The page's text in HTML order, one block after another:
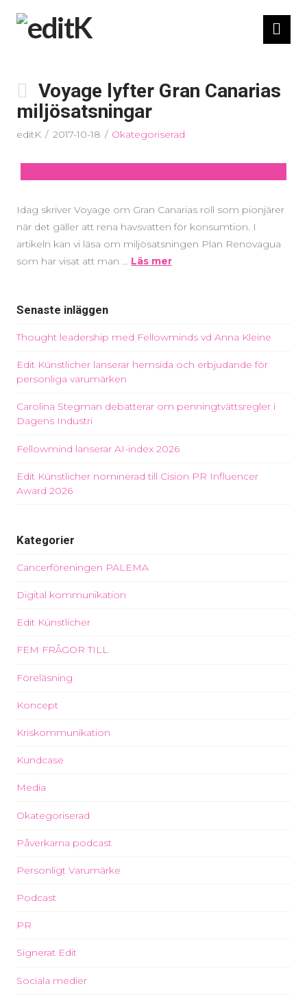
Voyage lyfter Gran Canarias
miljösatsningar
editK 2017-10-18 Okategoriserad
Idag skriver Voyage om Gran Canarias roll som pionjärer
när det gäller att rena havsvatten för konsumtion. I
artikeln kan vi läsa om miljösatsningen Plan Renovagua
som har visat att man … Läs mer
Senaste inläggen
Thought leadership med Fellowminds vd Anna Kleine
Edit Künstlicher lanserar hemsida och erbjudande för
personliga varumärken
Carolina Stegman debatterar om penningtvättsregler i
Dagens Industri
Fellowmind lanserar AI-index 2026
Edit Künstlicher nominerad till Cision PR Influencer
Award 2026
Kategorier
Cancerföreningen PALEMA
Digital kommunikation
Edit Künstlicher
FEM FRÅGOR TILL
Föreläsning
Koncept
Kriskommunikation
Kundcase
Media
Okategoriserad
Påverkarna podcast
Personligt Varumärke
Podcast
PR
Signerat Edit
Sociala medier